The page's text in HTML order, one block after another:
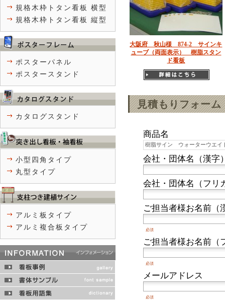
大阪府 秋山様 874-2 サインキ
ューブ（両面表示） 樹脂スタン
ド看板
見積もりフォーム
商品名
会社・団体名（漢字
会社・団体名（フリ
ご担当者様お名前（
必須
ご担当者様お名前（
必須
メールアドレス
必須
規格木枠トタン看板 横型
規格木枠トタン看板 縦型
ポスターパネル
ポスタースタンド
カタログスタンド
小型四角タイプ
丸型タイプ
アルミ板タイプ
アルミ複合板タイプ